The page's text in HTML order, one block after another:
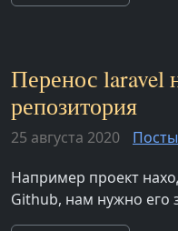
Перенос laravel
репозитория
25 августа 2020 Посты
Например проект
Github, нам нужно его